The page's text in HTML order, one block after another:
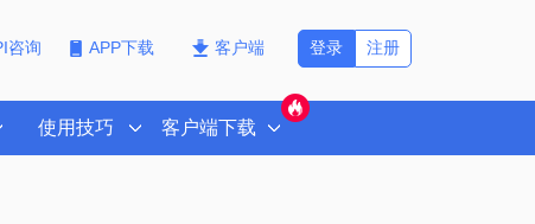
咨询 APP下载 客户端 注册
登录
使用技巧 客户端下载